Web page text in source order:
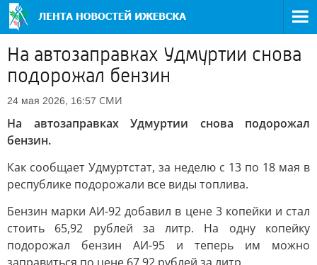
На автозаправках Удмуртии снова
подорожал бензин
24 мая 2026, 16:57 СМИ
На автозаправках Удмуртии снова подорожал
бензин.
Как сообщает Удмуртстат, за неделю с 13 по 18 мая в
республике подорожали все виды топлива.
Бензин марки АИ-92 добавил в цене 3 копейки и стал
стоить 65,92 рублей за литр. На одну копейку
подорожал бензин АИ-95 и теперь им можно